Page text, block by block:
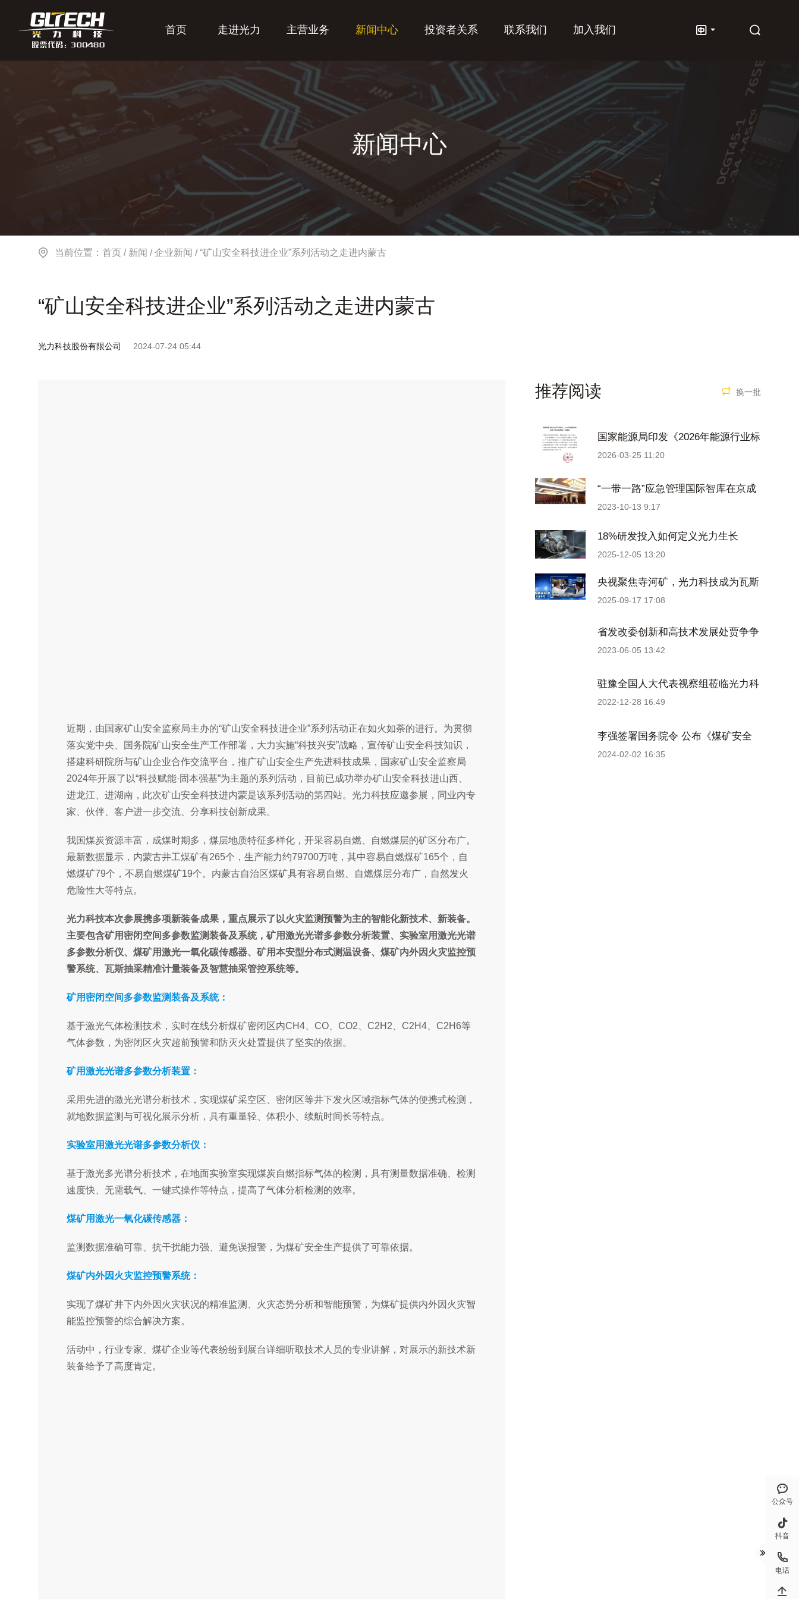
首页 走进光力 主营业务 新闻中心 投资者关系 联系我们 加入我们  
新闻中心
当前位置： 首页 / 新闻 /企业新闻 /“矿山安全科技进企业”系列活动之走进内蒙古
“矿山安全科技进企业”系列活动之走进内蒙古
光力科技股份有限公司 2024-07-24 05:44
近期，由国家矿山安全监察局主办的“矿山安全科技进企业”系列活动正在如火如荼的进行。为贯彻
落实党中央、国务院矿山安全生产工作部署，大力实施“科技兴安”战略，宣传矿山安全科技知识，
搭建科研院所与矿山企业合作交流平台，推广矿山安全生产先进科技成果，国家矿山安全监察局
2024年开展了以“科技赋能·固本强基”为主题的系列活动，目前已成功举办矿山安全科技进山西、
进龙江、进湖南，此次矿山安全科技进内蒙是该系列活动的第四站。光力科技应邀参展，同业内专
家、伙伴、客户进一步交流、分享科技创新成果。
我国煤炭资源丰富，成煤时期多，煤层地质特征多样化，开采容易自燃、自燃煤层的矿区分布广。
最新数据显示，内蒙古井工煤矿有265个，生产能力约79700万吨，其中容易自燃煤矿165个，自
燃煤矿79个，不易自燃煤矿19个。内蒙古自治区煤矿具有容易自燃、自燃煤层分布广，自然发火
危险性大等特点。
光力科技本次参展携多项新装备成果，重点展示了以火灾监测预警为主的智能化新技术、新装备。
主要包含矿用密闭空间多参数监测装备及系统，矿用激光光谱多参数分析装置、实验室用激光光谱
多参数分析仪、煤矿用激光一氧化碳传感器、矿用本安型分布式测温设备、煤矿内外因火灾监控预
警系统、瓦斯抽采精准计量装备及智慧抽采管控系统等。
矿用密闭空间多参数监测装备及系统：
基于激光气体检测技术，实时在线分析煤矿密闭区内CH4、CO、CO2、C2H2、C2H4、C2H6等
气体参数，为密闭区火灾超前预警和防灭火处置提供了坚实的依据。
矿用激光光谱多参数分析装置：
采用先进的激光光谱分析技术，实现煤矿采空区、密闭区等井下发火区域指标气体的便携式检测，
就地数据监测与可视化展示分析，具有重量轻、体积小、续航时间长等特点。
实验室用激光光谱多参数分析仪：
基于激光多光谱分析技术，在地面实验室实现煤炭自燃指标气体的检测，具有测量数据准确、检测
速度快、无需载气、一键式操作等特点，提高了气体分析检测的效率。
煤矿用激光一氧化碳传感器：
监测数据准确可靠、抗干扰能力强、避免误报警，为煤矿安全生产提供了可靠依据。
煤矿内外因火灾监控预警系统：
实现了煤矿井下内外因火灾状况的精准监测、火灾态势分析和智能预警，为煤矿提供内外因火灾智
能监控预警的综合解决方案。
活动中，行业专家、煤矿企业等代表纷纷到展台详细听取技术人员的专业讲解，对展示的新技术新
装备给予了高度肯定。
推荐阅读  换一批
国家能源局印发《2026年能源行业标
准计划立项指南》
2026-03-25 11:20
“一带一路”应急管理国际智库在京成
立
2023-10-13 9:17
18%研发投入如何定义光力生长
2025-12-05 13:20
央视聚焦寺河矿，光力科技成为瓦斯
精细化治理核心力量！
2025-09-17 17:08
省发改委创新和高技术发展处贾争争
副处长一行莅临光力科技调研
2023-06-05 13:42
驻豫全国人大代表视察组莅临光力科
技调研指导
2022-12-28 16:49
李强签署国务院令 公布《煤矿安全
生产条例》
2024-02-02 16:35

公众号

抖音

电话

